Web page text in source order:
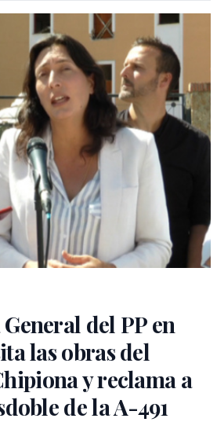
del PP en
las obras del
y reclama a
de la A-491